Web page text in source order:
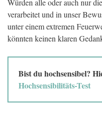
Würden alle oder auch nur
verarbeitet und in unser
unter einem extremen
könnten keinen klaren
Bist du hochsensibel?
Hochsensibilitäts-Test